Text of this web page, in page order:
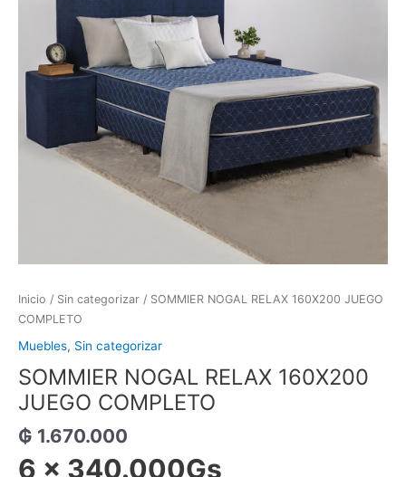
Inicio / Sin categorizar / SOMMIER NOGAL RELAX 160X200 JUEGO
COMPLETO
Muebles, Sin categorizar
SOMMIER NOGAL RELAX 160X200
JUEGO COMPLETO
₲ 1.670.000
6 x 340.000Gs